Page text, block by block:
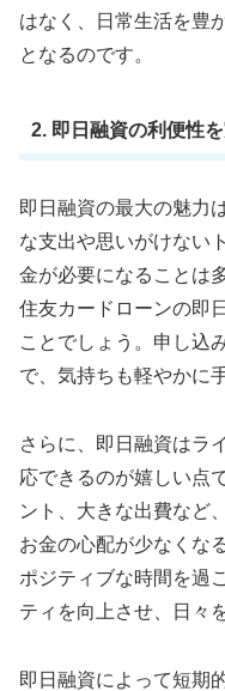
はなく、日常生活を豊
となるのです。
2. 即日融資の利便性
即日融資の最大の魅力
な支出や思いがけない
金が必要になることは
住友カードローンの即
ことでしょう。申し込
で、気持ちも軽やかに
さらに、即日融資はラ
応できるのが嬉しい点
ント、大きな出費など
お金の心配が少なくな
ポジティブな時間を過
ティを向上させ、日々
即日融資によって短期